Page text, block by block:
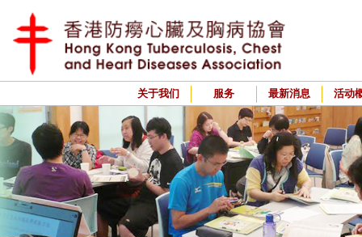
关于我们 服务 最新消息 活动